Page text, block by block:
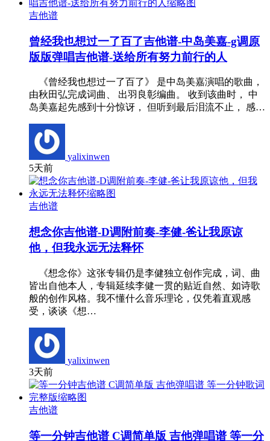
吉他谱
曾经我也想过一了百了吉他谱-中岛美嘉-g调原
版版弹唱吉他谱-送给所有努力前行的人
《曾经我也想过一了百了》 是中岛美嘉演唱的歌曲，
由秋田弘完成词曲、 出羽良彰编曲。 收到该曲时， 中
岛美嘉起先感到十分惊讶， 但听到最后泪流不止， 感…
yalixinwen
5天前
吉他谱
想念你吉他谱-D调附前奏-李健-爸让我原谅
他，但我永远无法释怀
《想念你》这张专辑仍是李健独立创作完成，词、曲
皆出自他本人，专辑延续李健一贯的贴近自然、如诗歌
般的创作风格。我不懂什么音乐理论，仅凭着直观感
受，谈谈《想…
yalixinwen
3天前
吉他谱
等一分钟吉他谱 C调简单版 吉他弹唱谱 等一分